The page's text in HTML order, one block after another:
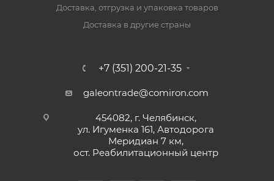
Доставка, отгрузка и упаковка товаров
Доставка в другие страны
+7 (351) 200-21-35
galeontrade@comiron.com
454082, г. Челябинск,
ул. Игуменка 161, Автодорога
Меридиан 7 км,
ост. Реабилитационный центр